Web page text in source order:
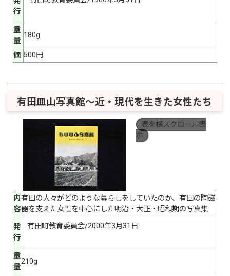
行
重
量
180g
価 500円
有田皿山写真館～近・現代を生きた女性たち
表を横スクロール表
示
内
容
有田の人々がどのような暮らしをしていたのか、有田の陶磁
器を支えた女性を中心にした明治・大正・昭和期の写真集
発
行
有田町教育委員会/2000年3月31日
重
量
210g